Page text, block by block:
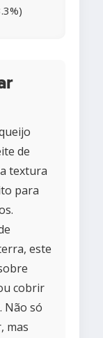
de
textura
para
este
cobrir
Não só
mas